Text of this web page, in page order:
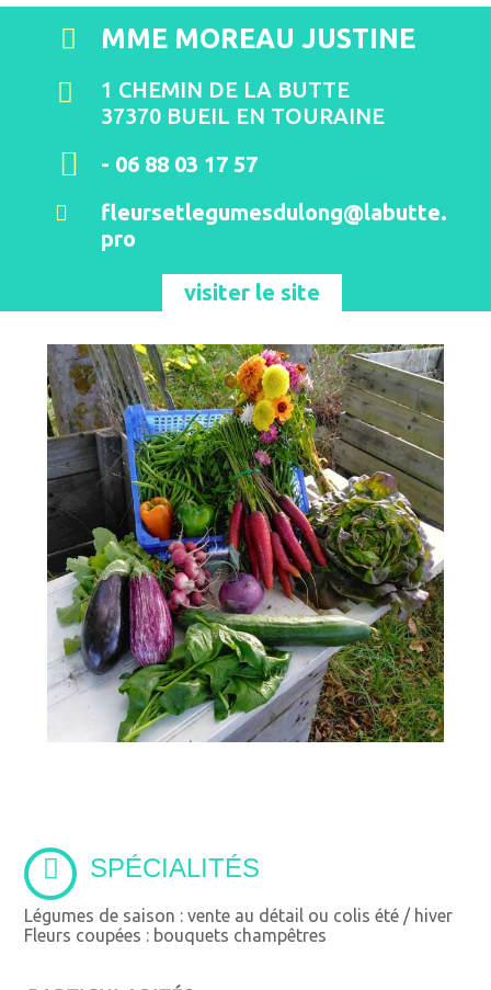
MME MOREAU JUSTINE
1 CHEMIN DE LA BUTTE
37370 BUEIL EN TOURAINE
- 06 88 03 17 57
fleursetlegumesdulong@labutte.
pro
visiter le site
SPÉCIALITÉS
Légumes de saison : vente au détail ou colis été / hiver
Fleurs coupées : bouquets champêtres